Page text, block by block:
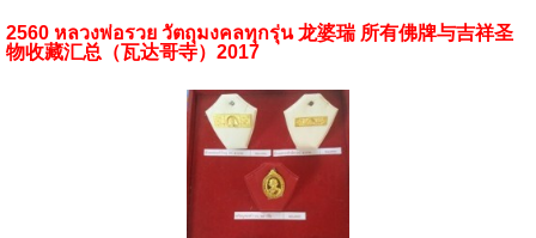
2560 หลวงพ่อรวย วัตถุมงคลทุกรุ่น 龙婆瑞 所有佛牌与吉祥圣
物收藏汇总（瓦达哥寺）2017